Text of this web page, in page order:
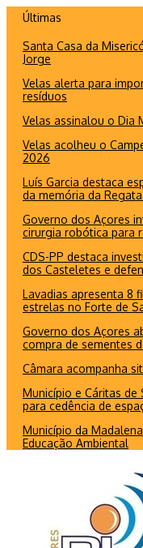
conteúdo
Últimas
Santa Casa da
Jorge
Velas alerta para
resíduos
Velas assinalou o Dia
Velas acolheu o
2026
Luís Garcia destaca
da memória da
Governo dos Açores
cirurgia robótica para
CDS-PP destaca
dos Casteletes e
Lavadias apresenta 8
estrelas no Forte de
Governo dos Açores
compra de sementes
Câmara acompanha
Município e Cáritas
para cedência de
Município da
Educação Ambiental